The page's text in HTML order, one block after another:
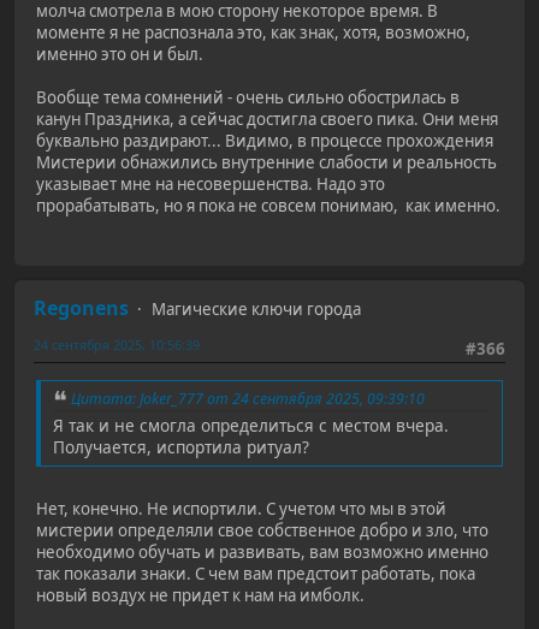
молча смотрела в мою сторону некоторое время. В
моменте я не распознала это, как знак, хотя, возможно,
именно это он и был.
Вообще тема сомнений - очень сильно обострилась в
канун Праздника, а сейчас достигла своего пика. Они меня
буквально раздирают... Видимо, в процессе прохождения
Мистерии обнажились внутренние слабости и реальность
указывает мне на несовершенства. Надо это
прорабатывать, но я пока не совсем понимаю, как именно.
Regonens
Магические ключи города
#366
24 сентября 2025, 10:56:39
Цитата: Joker_777 от 24 сентября 2025, 09:39:10
Я так и не смогла определиться с местом вчера.
Получается, испортила ритуал?
Нет, конечно. Не испортили. С учетом что мы в этой
мистерии определяли свое собственное добро и зло, что
необходимо обучать и развивать, вам возможно именно
так показали знаки. С чем вам предстоит работать, пока
новый воздух не придет к нам на имболк.